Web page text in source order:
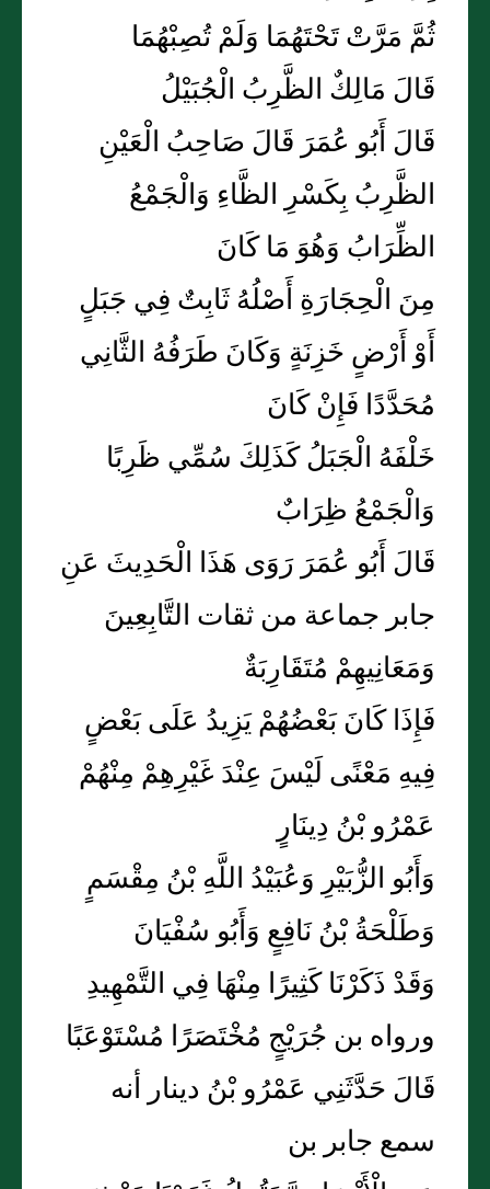
ثُمَّ مَرَّتْ تَحْتَهُمَا وَلَمْ تُصِبْهُمَا
قَالَ مَالِكٌ الظَّرِبُ الْجُبَيْلُ
قَالَ أَبُو عُمَرَ قَالَ صَاحِبُ الْعَيْنِ
الظَّرِبُ بِكَسْرِ الظَّاءِ وَالْجَمْعُ
الظِّرَابُ وَهُوَ مَا كَانَ
مِنَ الْحِجَارَةِ أَصْلُهُ ثَابِتٌ فِي جَبَلٍ
أَوْ أَرْضٍ خَزِنَةٍ وَكَانَ طَرَفُهُ الثَّانِي
مُحَدَّدًا فَإِنْ كَانَ
خَلْفَهُ الْجَبَلُ كَذَلِكَ سُمِّي ظَرِبًا
وَالْجَمْعُ ظِرَابٌ
قَالَ أَبُو عُمَرَ رَوَى هَذَا الْحَدِيثَ عَنِ
جابر جماعة من ثقات التَّابِعِينَ
وَمَعَانِيهِمْ مُتَقَارِبَةٌ
فَإِذَا كَانَ بَعْضُهُمْ يَزِيدُ عَلَى بَعْضٍ
فِيهِ مَعْنًى لَيْسَ عِنْدَ غَيْرِهِمْ مِنْهُمْ
عَمْرُو بْنُ دِينَارٍ
وَأَبُو الزُّبَيْرِ وَعُبَيْدُ اللَّهِ بْنُ مِقْسَمٍ
وَطَلْحَةُ بْنُ نَافِعٍ وَأَبُو سُفْيَانَ
وَقَدْ ذَكَرْنَا كَثِيرًا مِنْهَا فِي التَّمْهِيدِ
ورواه بن جُرَيْجٍ مُخْتَصَرًا مُسْتَوْعَبًا
قَالَ حَدَّثَنِي عَمْرُو بْنُ دينار أنه
سمع جابر بن